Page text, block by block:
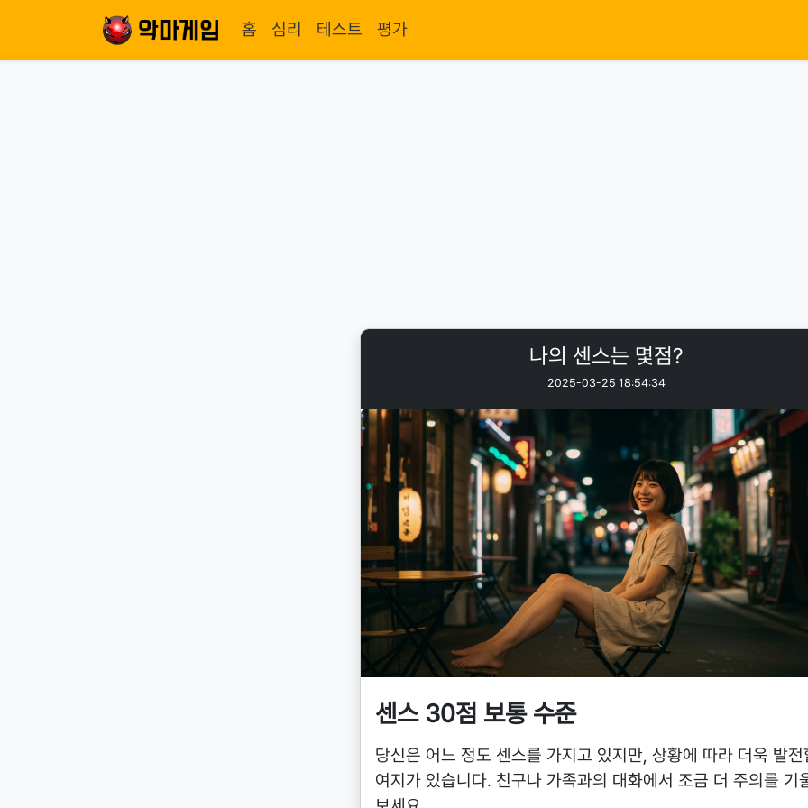
홈 심리 테스트 평가
나의 센스는 몇점?
2025-03-25 18:54:34
센스 30점 보통 수준
당신은 어느 정도 센스를 가지고 있지만, 상황에 따라 더욱 발전
여지가 있습니다. 친구나 가족과의 대화에서 조금 더 주의를 기